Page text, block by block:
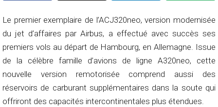
Le premier exemplaire de l’ACJ320neo, version modernisée
du jet d’affaires par Airbus, a effectué avec succès ses
premiers vols au départ de Hambourg, en Allemagne. Issue
de la célèbre famille d’avions de ligne A320neo, cette
nouvelle version remotorisée comprend aussi des
réservoirs de carburant supplémentaires dans la soute qui
offriront des capacités intercontinentales plus étendues.